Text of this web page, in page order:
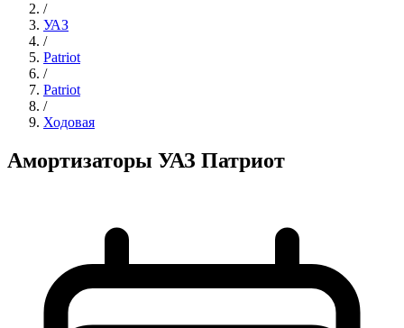
/
УАЗ
/
Patriot
/
Patriot
/
Ходовая
Амортизаторы УАЗ Патриот